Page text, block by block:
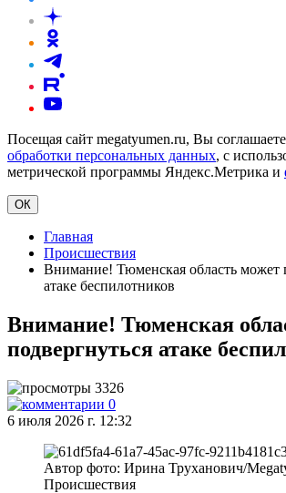
Посещая сайт megatyumen.ru, Вы
обработки персональных данных, с
метрической программы Яндекс.Метрика и
ОК
Главная
Происшествия
Внимание! Тюменская область может
атаке беспилотников
Внимание! Тюменская
подвергнуться атаке
3326
0
6 июля 2026 г. 12:32
Автор фото: Ирина Труханович/
Происшествия